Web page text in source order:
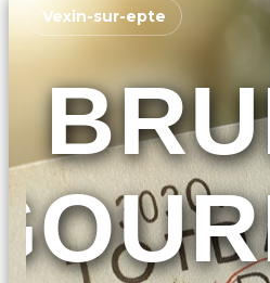
Vexin-sur-epte